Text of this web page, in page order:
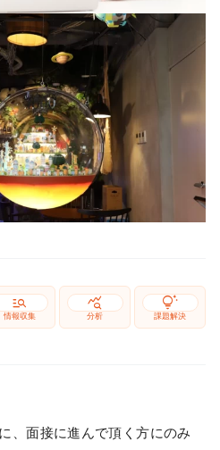
manage_search
情報収集
query_stats
分析
tips_and_updates
課題解決
、面接に進んで頂く方にのみ